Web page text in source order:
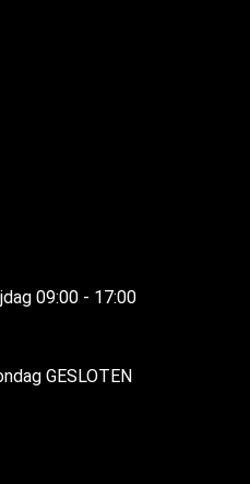
09:00 - 17:00
GESLOTEN